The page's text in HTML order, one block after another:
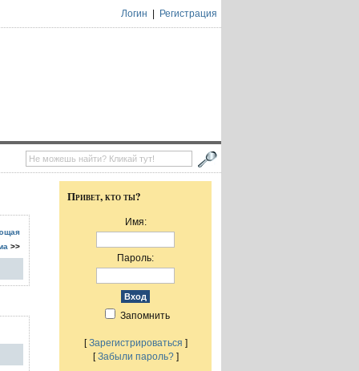
Логин Регистрация
>>
Привет, кто ты?
Имя:
Пароль:
Запомнить
[Зарегистрироваться ]
[Забыли пароль?]